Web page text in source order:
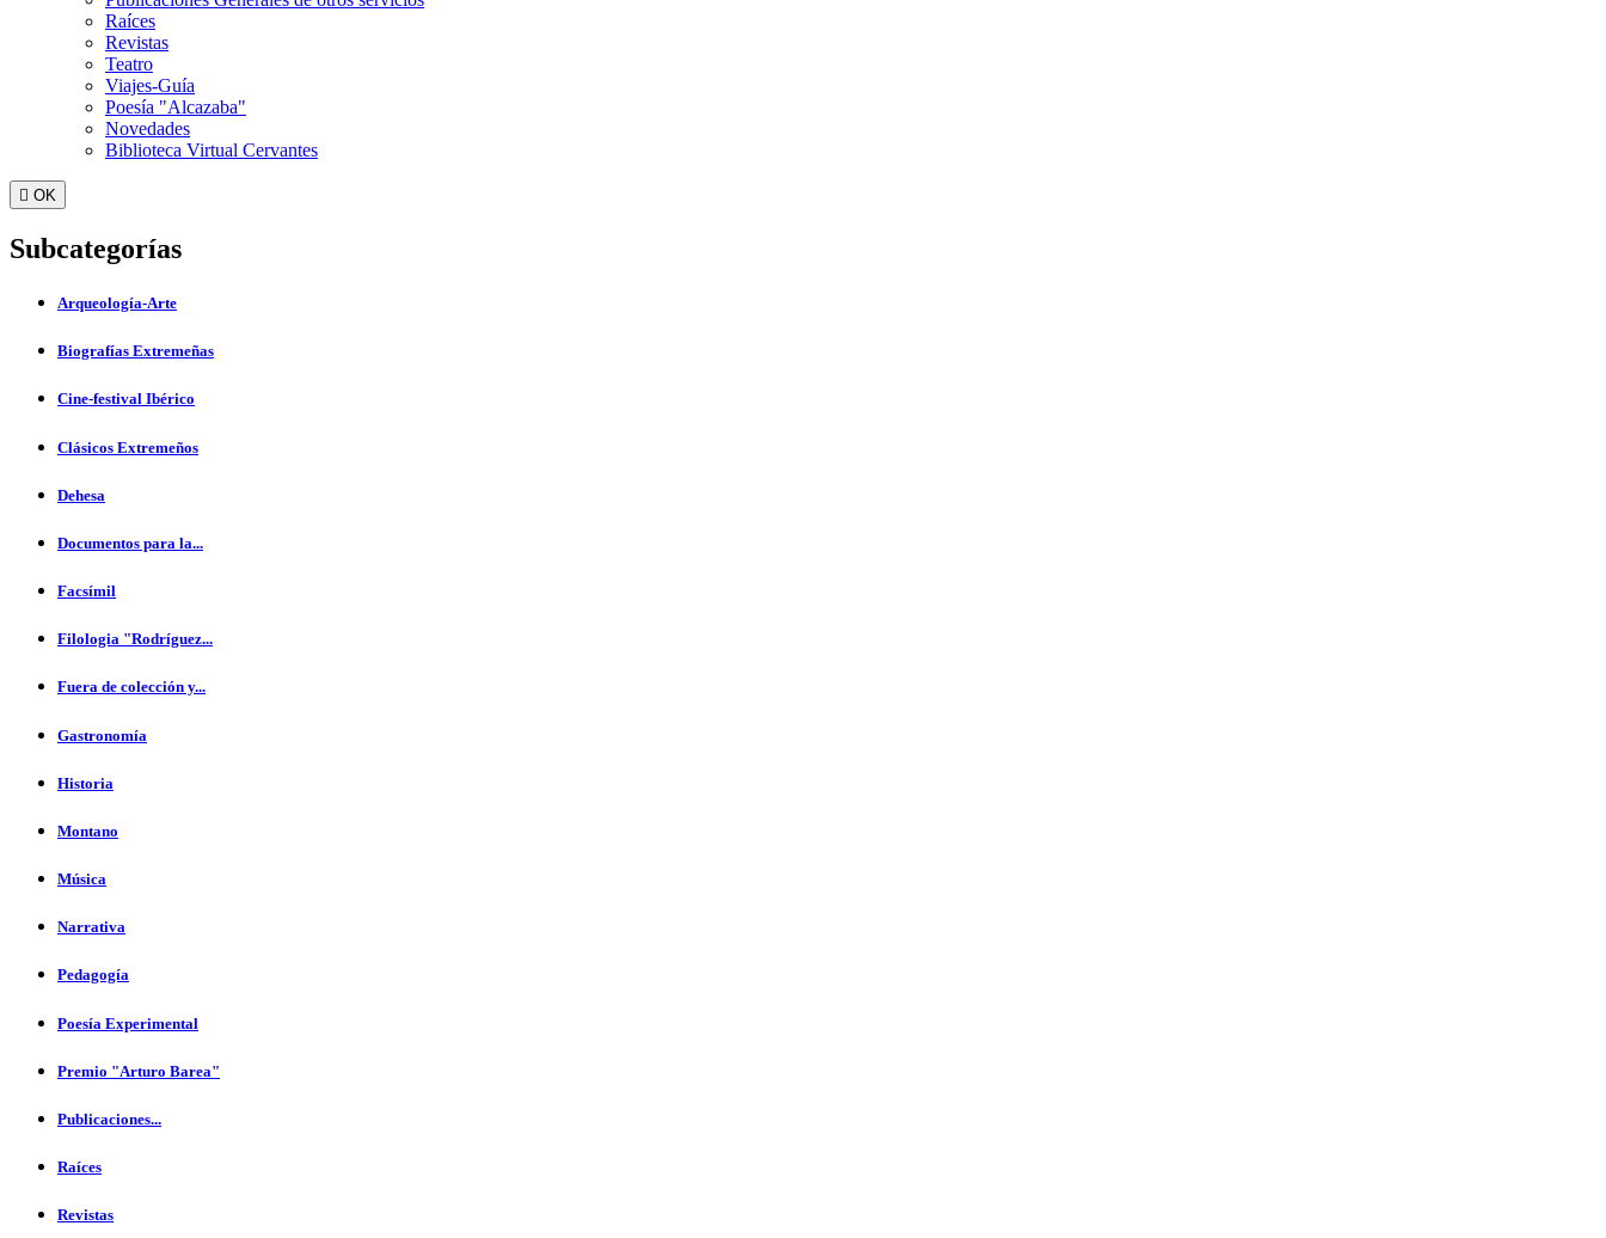
Raíces
Revistas
Teatro
Viajes-Guía
Poesía "Alcazaba"
Novedades
Biblioteca Virtual Cervantes
 OK
Subcategorías
Arqueología-Arte
Biografías Extremeñas
Cine-festival Ibérico
Clásicos Extremeños
Dehesa
Documentos para la...
Facsímil
Filologia "Rodríguez...
Fuera de colección y...
Gastronomía
Historia
Montano
Música
Narrativa
Pedagogía
Poesía Experimental
Premio "Arturo Barea"
Publicaciones...
Raíces
Revistas